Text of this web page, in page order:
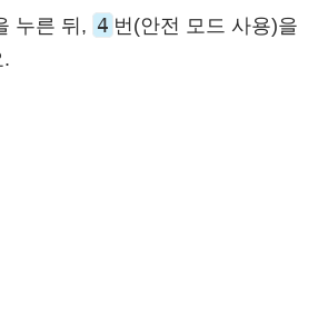
누른 뒤, 4 번(안전 모드 사용)을